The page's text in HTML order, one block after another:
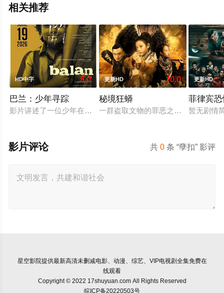
相关推荐
HD中字 5.0
巴兰：少年寻踪
影片讲述了一位少年在动荡的童年中长大，母亲又突然失踪后
更新HD 10.0
秘境狂蟒
一群盗取文物的罪恶之徒，在一次盗
更新HD
菲律宾
暂无剧情
共0 条 “孽扣” 影评
影片评论
星空影院提供最新高清未删减电影、动漫、综艺、VIP电视剧全集免费在
线观看
Copyright © 2022 17shuyuan.com All Rights Reserved
皖ICP备20220503号